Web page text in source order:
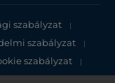
szabályzat |
szabályzat |
szabályzat |